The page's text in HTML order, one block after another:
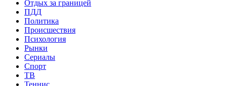
Отдых за границей
ПДД
Политика
Происшествия
Психология
Рынки
Сериалы
Спорт
ТВ
Теннис